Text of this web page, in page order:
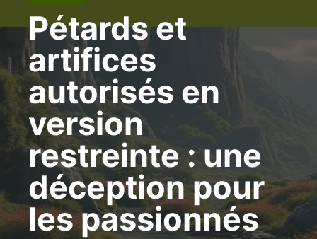
Pétards et
artifices
autorisés en
version
restreinte : une
déception pour
les passionnés